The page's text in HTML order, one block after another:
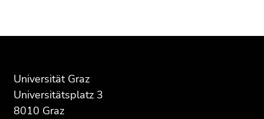
Beginn
Zusatzinformationen:
Universität Graz
Universitätsplatz 3
8010 Graz
Ende
Übersicht
Ende
Übersicht